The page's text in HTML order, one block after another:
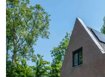
Natuur
de
Mantelingen
-
Westkapelle
-
Zoutelande
-